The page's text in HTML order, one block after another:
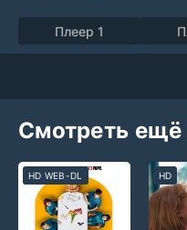
Плеер 1
Смотреть
HD WEB-DL HD